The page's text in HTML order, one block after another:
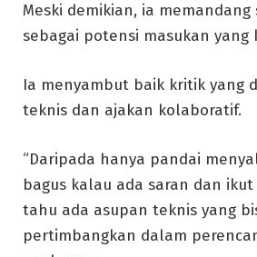
Meski demikian, ia
sebagai potensi masukan yang
Ia menyambut baik kritik yang
teknis dan ajakan kolaboratif.
“Daripada hanya pandai
bagus kalau ada saran dan
tahu ada asupan teknis yang
pertimbangkan dalam